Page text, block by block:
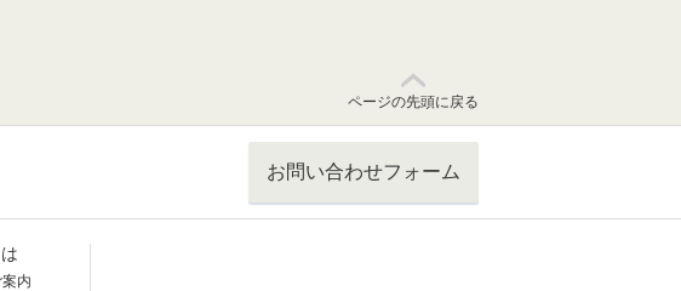
ページの先頭に戻る
お問い合わせフォーム
内